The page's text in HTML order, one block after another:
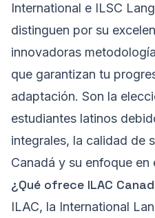
International e ILSC
distinguen por su
innovadoras
que garantizan tu
adaptación. Son la
estudiantes latinos
integrales, la calidad de
Canadá y su enfoque en
¿Qué ofrece ILAC
ILAC, la International